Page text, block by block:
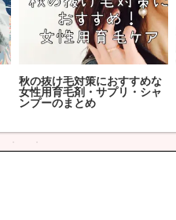
2023年下半期ベストコスメ/
アラフィフが選ぶおすすめ